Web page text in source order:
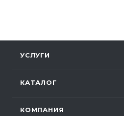
УСЛУГИ
КАТАЛОГ
КОМПАНИЯ